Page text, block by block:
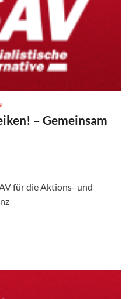
– Gemeinsam
für die Aktions- und